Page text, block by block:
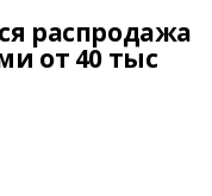
распродажа
от 40 тыс